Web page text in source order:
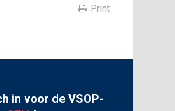
Print
in voor de VSOP-